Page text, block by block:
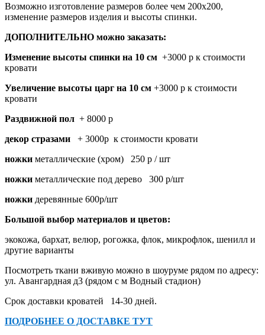
Возможно изготовление размеров более чем 200х200,
изменение размеров изделия и высоты спинки.
ДОПОЛНИТЕЛЬНО можно заказать:
Изменение высоты спинки на 10 см +3000 р к стоимости
кровати
Увеличение высоты царг на 10 см +3000 р к стоимости
кровати
Раздвижной пол + 8000 р
декор стразами
+ 3000р к стоимости кровати
ножки металлические (хром) 250 р / шт
ножки металлические под дерево 300 р/шт
ножки деревянные 600р/шт
Большой выбор материалов и цветов:
экокожа, бархат, велюр, рогожка, флок, микрофлок, шенилл и
другие варианты
Посмотреть ткани вживую можно в шоуруме рядом по адресу:
ул. Авангардная д3 (рядом с м Водный стадион)
Срок доставки кроватей 14-30 дней.
ПОДРОБНЕЕ О ДОСТАВКЕ ТУТ